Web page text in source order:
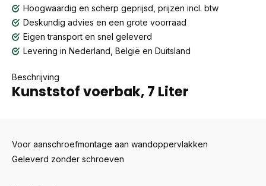
Hoogwaardig en scherp geprijsd, prijzen incl. btw
Deskundig advies en een grote voorraad
Eigen transport en snel geleverd
Levering in Nederland, België en Duitsland
Beschrijving
Kunststof voerbak, 7 Liter
Voor aanschroefmontage aan wandoppervlakken
Geleverd zonder schroeven